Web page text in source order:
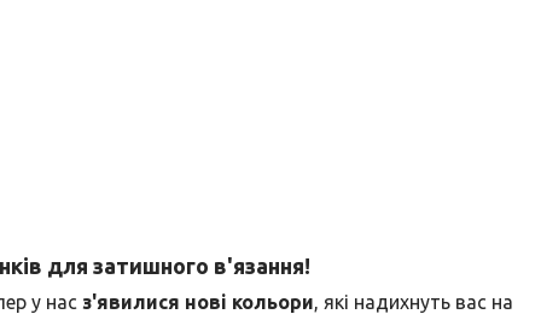
для затишного в'язання!
у нас з'явилися нові кольори, які надихнуть вас на